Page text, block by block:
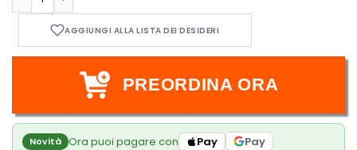
Retail Starter Deck Cyberpunk TGC: The Heist - ENG
PREORDINA ORA
Novità Ora puoi pagare con Pay Pay